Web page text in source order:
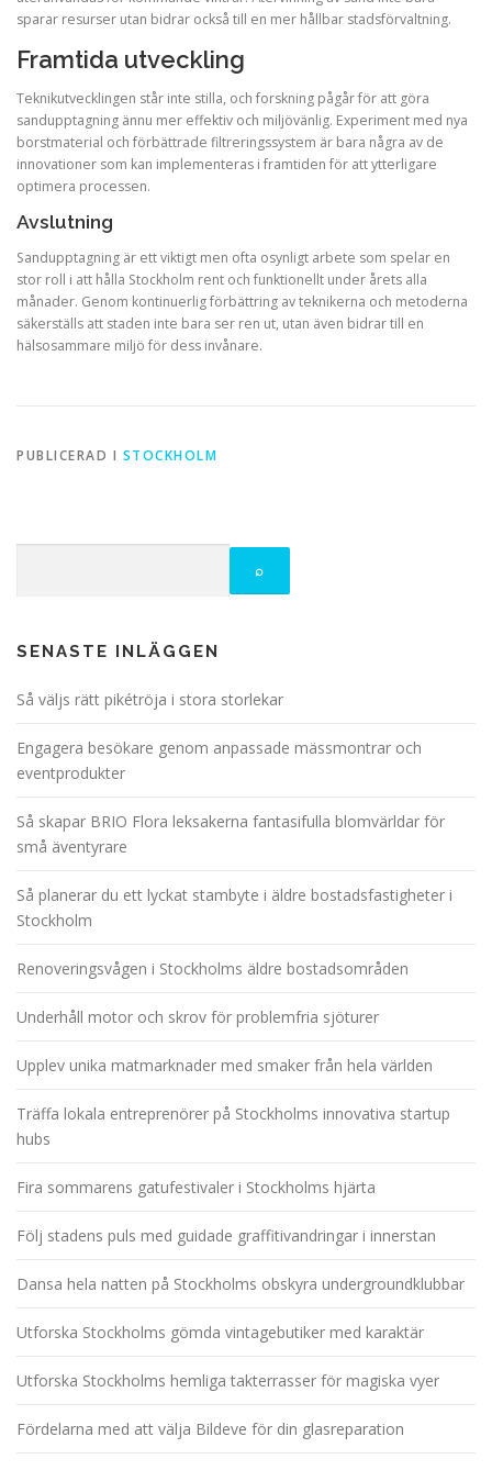
sparar resurser utan bidrar också till en mer hållbar stadsförvaltning.
Framtida utveckling
Teknikutvecklingen står inte stilla, och forskning pågår för att göra
sandupptagning ännu mer effektiv och miljövänlig. Experiment med nya
borstmaterial och förbättrade filtreringssystem är bara några av de
innovationer som kan implementeras i framtiden för att ytterligare
optimera processen.
Avslutning
Sandupptagning är ett viktigt men ofta osynligt arbete som spelar en
stor roll i att hålla Stockholm rent och funktionellt under årets alla
månader. Genom kontinuerlig förbättring av teknikerna och metoderna
säkerställs att staden inte bara ser ren ut, utan även bidrar till en
hälsosammare miljö för dess invånare.
PUBLICERAD I STOCKHOLM
SENASTE INLÄGGEN
Så väljs rätt pikétröja i stora storlekar
Engagera besökare genom anpassade mässmontrar och
eventprodukter
Så skapar BRIO Flora leksakerna fantasifulla blomvärldar för
små äventyrare
Så planerar du ett lyckat stambyte i äldre bostadsfastigheter i
Stockholm
Renoveringsvågen i Stockholms äldre bostadsområden
Underhåll motor och skrov för problemfria sjöturer
Upplev unika matmarknader med smaker från hela världen
Träffa lokala entreprenörer på Stockholms innovativa startup
hubs
Fira sommarens gatufestivaler i Stockholms hjärta
Följ stadens puls med guidade graffitivandringar i innerstan
Dansa hela natten på Stockholms obskyra undergroundklubbar
Utforska Stockholms gömda vintagebutiker med karaktär
Utforska Stockholms hemliga takterrasser för magiska vyer
Fördelarna med att välja Bildeve för din glasreparation